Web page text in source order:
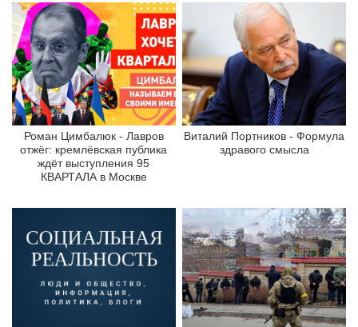
Роман Цимбалюк - Лавров
отжёг: кремлёвская публика
ждёт выступления 95
КВАРТАЛА в Москве
Виталий Портников - Формула
здравого смысла